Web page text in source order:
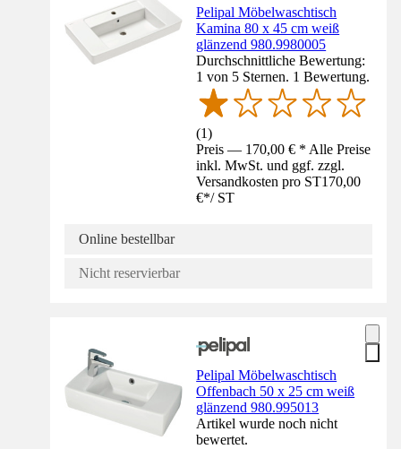
Pelipal Möbelwaschtisch
Kamina 80 x 45 cm weiß
glänzend 980.9980005
Durchschnittliche Bewertung:
1 von 5 Sternen. 1 Bewertung.
(1)
Preis — 170,00 € * Alle Preise
inkl. MwSt. und ggf. zzgl.
Versandkosten pro ST170,00
€*/ ST
Online bestellbar
Nicht reservierbar
Pelipal Möbelwaschtisch
Offenbach 50 x 25 cm weiß
glänzend 980.995013
Artikel wurde noch nicht
bewertet.